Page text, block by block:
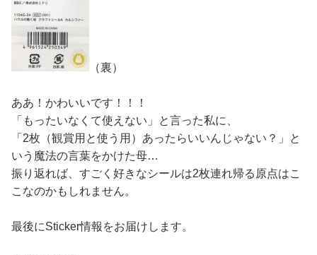
（裏）
ああ！かわいいです！！！
「もったいなくて使えない」と言った私に、
「2枚（観賞用と使う用）あったらいいんじゃない？」と
いう魔法の言葉をかけた母…
振り返れば、すごく好きなシールは2枚連れ帰る原点はこ
こなのかもしれません。
最後にSticker情報をお届けします。